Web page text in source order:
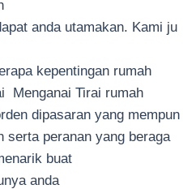
anda utamakan. Kami ju
kepentingan rumah
Menganai Tirai rumah
dipasaran yang mempun
serta peranan yang beraga
buat
anda